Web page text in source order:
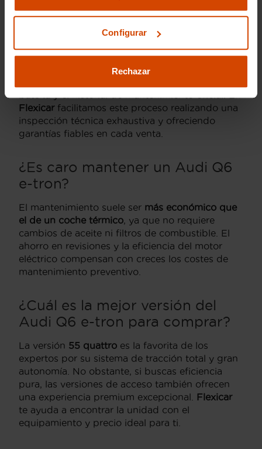
Configurar
Rechazar
comprar un Audi Q6 e-tron de
segunda mano?
bateríay el historial de mantenimiento oficial. En
Flexicarfacilitamos este proceso realizando una
inspección técnica exhaustiva y ofreciendo
garantías fiables en cada venta.
¿Es caro mantener un Audi Q6
e-tron?
El mantenimiento suele ser más económico que
el de un coche térmico, ya que no requiere
cambios de aceite ni filtros de combustible. El
ahorro en revisiones y la eficiencia del motor
eléctrico compensan con creces los costes de
mantenimiento preventivo.
¿Cuál es la mejor versión del
Audi Q6 e-tron para comprar?
La versión 55 quattro es la favorita de los
expertos por su sistema de tracción total y gran
autonomía. No obstante, si buscas eficiencia
pura, las versiones de acceso también ofrecen
una experiencia premium excepcional. Flexicar
te ayuda a encontrar la unidad con el
equipamiento y precio ideal para ti.